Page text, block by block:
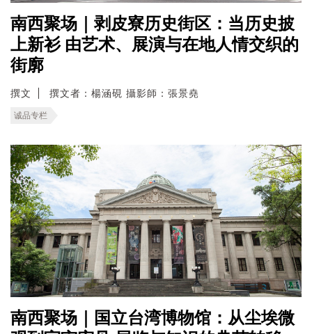
南西聚场｜剥皮寮历史街区：当历史披
上新衫 由艺术、展演与在地人情交织的
街廓
撰文 撰文者：楊涵硯 攝影師：張景堯
诚品专栏
南西聚场｜国立台湾博物馆：从尘埃微